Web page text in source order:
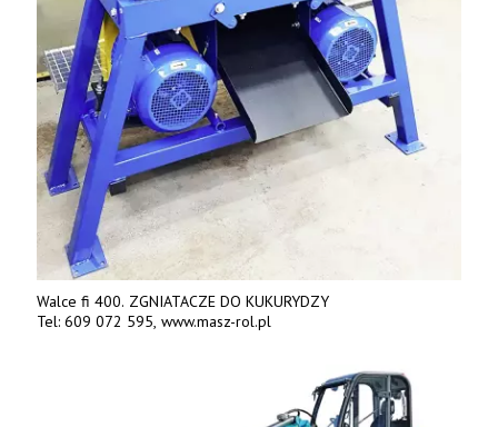
Walce fi 400. ZGNIATACZE DO KUKURYDZY
Tel: 609 072 595, www.masz-rol.pl